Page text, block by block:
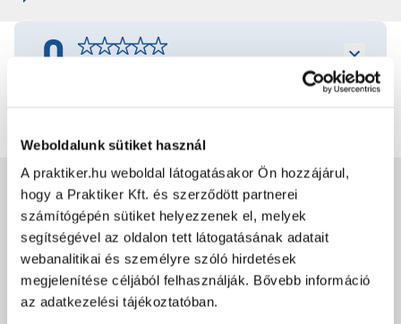
Weboldalunk sütiket használ
A praktiker.hu weboldal látogatásakor Ön hozzájárul,
hogy a Praktiker Kft. és szerződött partnerei
számítógépén sütiket helyezzenek el, melyek
segítségével az oldalon tett látogatásának adatait
webanalitikai és személyre szóló hirdetések
megjelenítése céljából felhasználják. Bővebb információ
az adatkezelési tájékoztatóban.
0
Jótállás, szavatosság
Csomagolási és súly információk
Dokumentumok, felelős személy